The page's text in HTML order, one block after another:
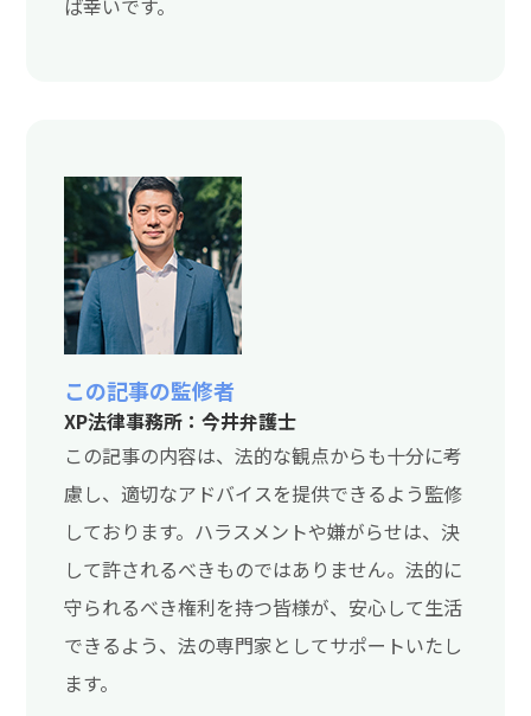
ば幸いです。
この記事の監修者
XP法律事務所：今井弁護士
この記事の内容は、法的な観点からも十分に考
慮し、適切なアドバイスを提供できるよう監修
しております。ハラスメントや嫌がらせは、決
して許されるべきものではありません。法的に
守られるべき権利を持つ皆様が、安心して生活
できるよう、法の専門家としてサポートいたし
ます。